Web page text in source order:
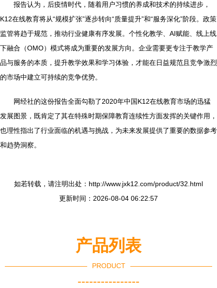
报告认为，后疫情时代，随着用户习惯的养成和技术的持续进步，
K12在线教育将从“规模扩张”逐步转向“质量提升”和“服务深化”阶段。政策
监管将趋于规范，推动行业健康有序发展。个性化教学、AI赋能、线上线
下融合（OMO）模式将成为重要的发展方向。企业需要更专注于教学产
品与服务的本质，提升教学效果和学习体验，才能在日益规范且竞争激烈
的市场中建立可持续的竞争优势。
网经社的这份报告全面勾勒了2020年中国K12在线教育市场的迅猛
发展图景，既肯定了其在特殊时期保障教育连续性方面发挥的关键作用，
也理性指出了行业面临的机遇与挑战，为未来发展提供了重要的数据参考
和趋势洞察。
如若转载，请注明出处：http://www.jxk12.com/product/32.html
更新时间：2026-08-04 06:22:57
产品列表
PRODUCT
----------------